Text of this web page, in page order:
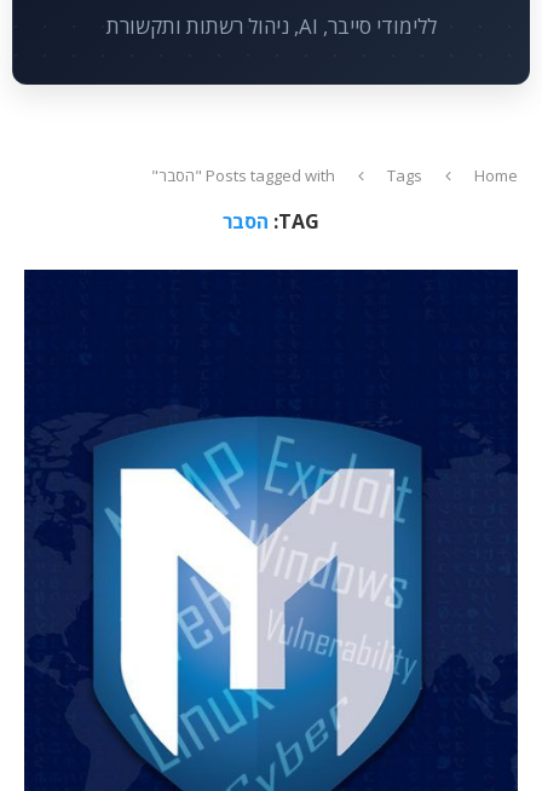
ללימודי סייבר, AI, ניהול רשתות ותקשורת
Home
Tags Posts tagged with "הסבר"
TAG: הסבר